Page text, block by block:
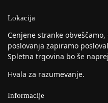
Lokacija
Cenjene stranke
poslovanja zapiramo
Spletna trgovina bo še
Hvala za razumevanje.
Informacije